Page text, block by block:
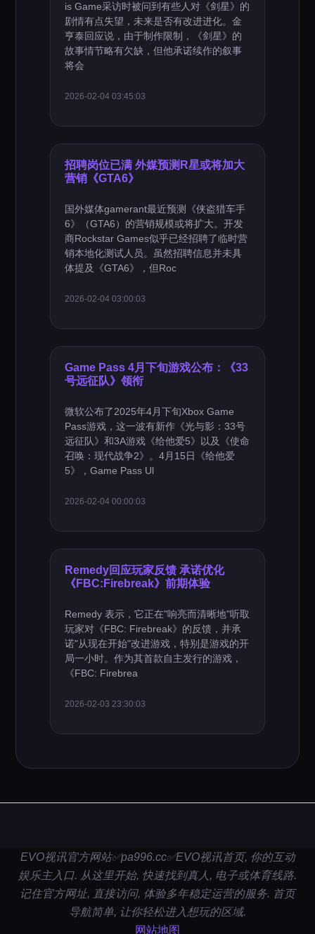
is Game采访时被问到有些人对《剑星》的
剧情有点失望，未来是否有改进进化。金
亨泰回应说，由于制作限制，《剑星》的
故事情节略有欠缺，但他承诺续作的叙事
将会
2026-02-04 03:45:03
招聘岗位已满 外媒预测R星或将加大
营销《GTA6》
国外媒体gamerant最近预测《侠盗猎车手
6》（GTA6）的营销规模或将扩大。开发
商Rockstar Games似乎已经招聘了临时营
销本地化测试人员。虽然招聘信息并未具
体提及《GTA6》，但Roc
2026-02-04 03:00:03
Game Pass 4月下旬游戏公布：《33
号远征队》领衔
微软公布了2025年4月下旬Xbox Game
Pass游戏，这一波有新作《光与影：33号
远征队》和3A游戏《给他爱5》以及《使命
召唤：现代战争2》。4月15日《给他爱
5》，Game Pass Ul
2026-02-04 00:00:03
Remedy回应玩家反馈 承诺优化
《FBC:Firebreak》前期体验
Remedy 表示，它正在"响亮而清晰地"听取
玩家对《FBC: Firebreak》的反馈，并承
诺"从现在开始"改进游戏，特别是游戏的开
局一小时。作为其首款自主发行的游戏，
《FBC: Firebrea
2026-02-03 23:30:03
EVO视讯官方网站✅pa996.cc✅EVO视讯首页, 你的互动
娱乐主入口. 从这里开始, 快速找到真人, 电子或体育线路.
记住官方网址, 直接访问, 体验多年稳定运营的服务. 首页
导航简单, 让你轻松进入想玩的区域.
网站地图